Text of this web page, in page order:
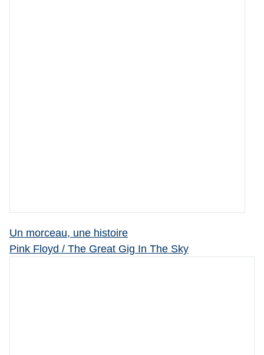
Un morceau, une histoire
Pink Floyd / The Great Gig In The Sky